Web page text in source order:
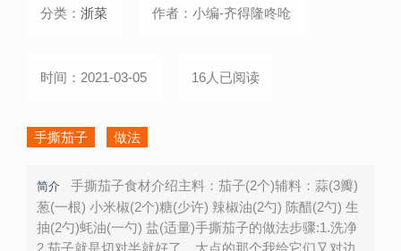
分类： 浙菜 作者：小编-齐得隆咚呛
时间：2021-03-05 16人已阅读
手撕茄子 做法
简介
手撕茄子食材介绍主料：茄子(2个)辅料：蒜(3瓣)
葱(一根) 小米椒(2个)糖(少许) 辣椒油(2勺) 陈醋(2勺) 生
抽(2勺)蚝油(一勺) 盐(适量)手撕茄子的做法步骤:1.洗净
2.茄子就是切对半就好了，大点的那个我给它们又对边